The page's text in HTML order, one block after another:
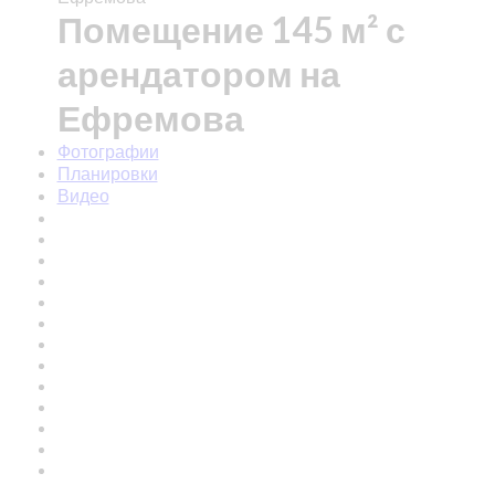
Помещение 145 м² с
арендатором на
Ефремова
Фотографии
Планировки
Видео